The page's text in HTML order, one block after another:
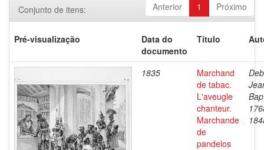
Anterior 1 Próximo
Conjunto de itens:
Pré-visualização
Data do
documento
Título
1835
Marchand
de tabac.
L'aveugle
chanteur.
Marchande
de
pandelos